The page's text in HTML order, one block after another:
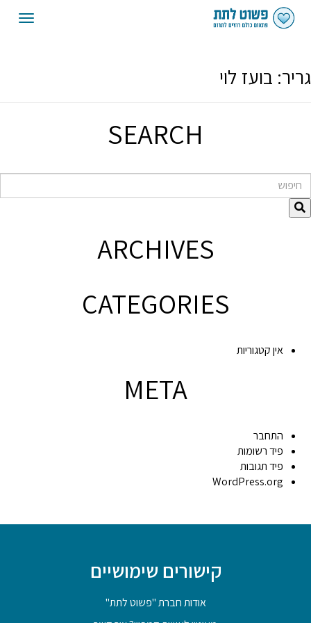
גריר: בועז לוי
SEARCH
חיפוש
ARCHIVES
CATEGORIES
אין קטגוריות
META
התחבר
פיד רשומות
פיד תגובות
WordPress.org
קישורים שימושיים
אודות חברת "פשוט לתת"